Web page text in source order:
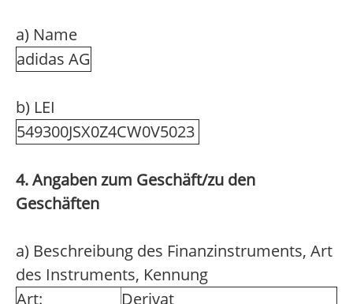
a) Name
adidas AG
b) LEI
549300JSX0Z4CW0V5023
4. Angaben zum Geschäft/zu den
Geschäften
a) Beschreibung des Finanzinstruments, Art
des Instruments, Kennung
Art:
Derivat